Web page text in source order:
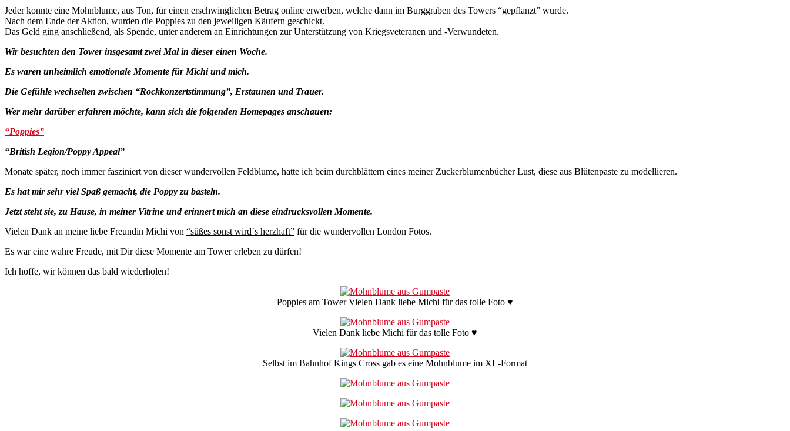
Jeder konnte eine Mohnblume, aus Ton, für einen erschwinglichen Betrag online erwerben, welche dann im Burggraben des Towers “gepflanzt” wurde.
Nach dem Ende der Aktion, wurden die Poppies zu den jeweiligen Käufern geschickt.
Das Geld ging anschließend, als Spende, unter anderem an Einrichtungen zur Unterstützung von Kriegsveteranen und -Verwundeten.
Wir besuchten den Tower insgesamt zwei Mal in dieser einen Woche.
Es waren unheimlich emotionale Momente für Michi und mich.
Die Gefühle wechselten zwischen “Rockkonzertstimmung”, Erstaunen und Trauer.
Wer mehr darüber erfahren möchte, kann sich die folgenden Homepages anschauen:
“Poppies”
“British Legion/Poppy Appeal”
Monate später, noch immer fasziniert von dieser wundervollen Feldblume, hatte ich beim durchblättern eines meiner Zuckerblumenbücher Lust, diese aus Blütenpaste zu modellieren.
Es hat mir sehr viel Spaß gemacht, die Poppy zu basteln.
Jetzt steht sie, zu Hause, in meiner Vitrine und erinnert mich an diese eindrucksvollen Momente.
Vielen Dank an meine liebe Freundin Michi von “süßes sonst wird`s herzhaft” für die wundervollen London Fotos.
Es war eine wahre Freude, mit Dir diese Momente am Tower erleben zu dürfen!
Ich hoffe, wir können das bald wiederholen!
Poppies am Tower Vielen Dank liebe Michi für das tolle Foto ♥
Vielen Dank liebe Michi für das tolle Foto ♥
Selbst im Bahnhof Kings Cross gab es eine Mohnblume im XL-Format